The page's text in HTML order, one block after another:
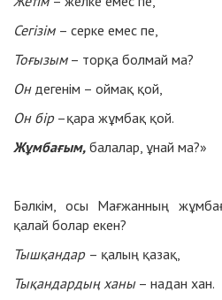
Сегізім – серке емес пе,
Тоғызым– торқа болмай ма?
Ондегенім – оймақ қой,
Он бір–қара жұмбақ қой.
Жұмбағым, балалар, ұнай ма?»
Бәлкім, осы Мағжанның
қалай болар екен?
Тышқандар – қалың қазақ,
Тықандардың ханы– надан хан.